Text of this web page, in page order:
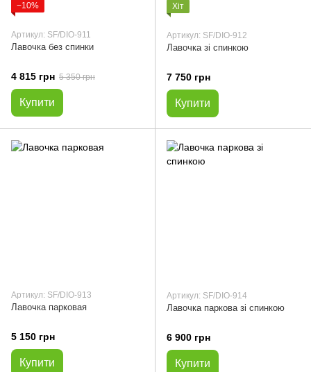
−10%
Артикул: SF/DIO-911
Лавочка без спинки
4 815 грн 5 350 грн
Купити
Хіт
Артикул: SF/DIO-912
Лавочка зі спинкою
7 750 грн
Купити
Артикул: SF/DIO-913
Лавочка парковая
5 150 грн
Купити
Артикул: SF/DIO-914
Лавочка паркова зі спинкою
6 900 грн
Купити